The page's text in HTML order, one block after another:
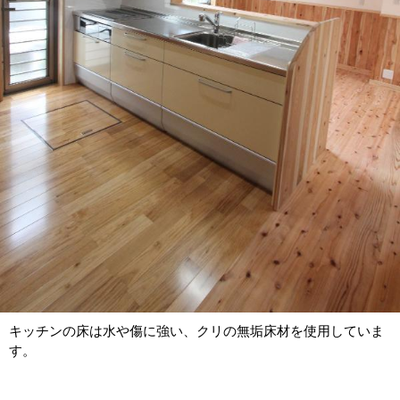
キッチンの床は水や傷に強い、クリの無垢床材を使用していま
す。